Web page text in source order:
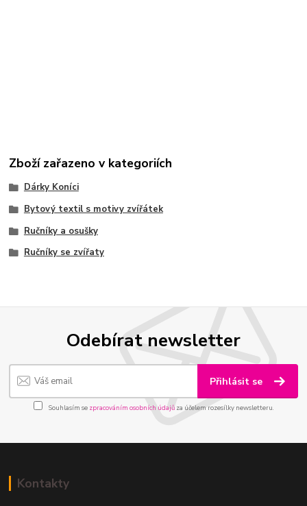
Zboží zařazeno v kategoriích
Dárky Koníci
Bytový textil s motivy zvířátek
Ručníky a osušky
Ručníky se zvířaty
Odebírat newsletter
Přihlásit se
Souhlasím se zpracováním osobních údajůza účelem rozesílky newsletteru.
Kontakty